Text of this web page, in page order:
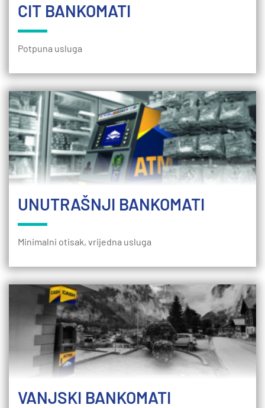
CIT BANKOMATI
Potpuna usluga
UNUTRAŠNJI BANKOMATI
Minimalni otisak, vrijedna usluga
VANJSKI BANKOMATI